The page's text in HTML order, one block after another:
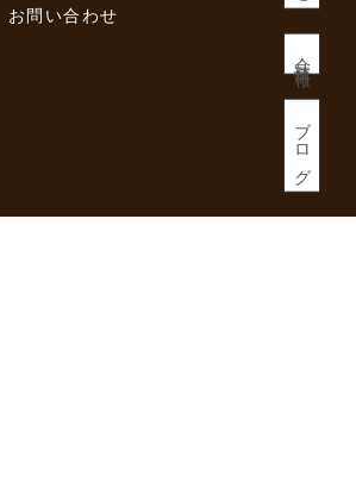
会社情報
ブログ
お問い合わせ